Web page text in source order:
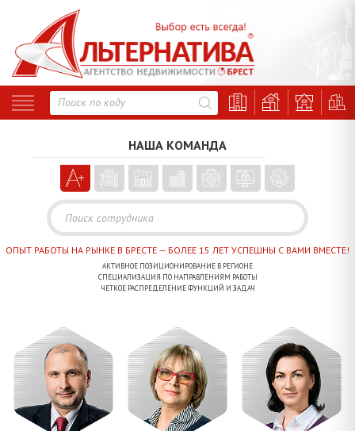
ОПЫТ РАБОТЫ НА РЫНКЕ В БРЕСТЕ — БОЛЕЕ 15 ЛЕТ УСПЕШНЫ С ВАМИ ВМЕСТЕ!
АКТИВНОЕ ПОЗИЦИОНИРОВАНИЕ В РЕГИОНЕ
СПЕЦИАЛИЗАЦИЯ ПО НАПРАВЛЕНИЯМ РАБОТЫ
ЧЕТКОЕ РАСПРЕДЕЛЕНИЕ ФУНКЦИЙ И ЗАДАЧ